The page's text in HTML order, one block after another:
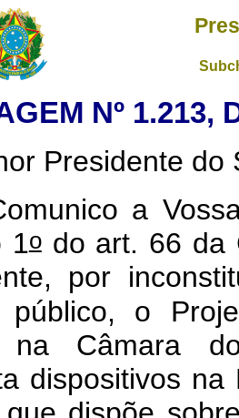
Nº 1.213,
do
a Vossa
1odo art. 66 da
por
público, o
na Câmara
dispositivos na